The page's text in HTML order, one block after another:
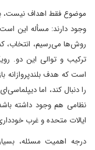
موضوع فقط اهداف نیست،
وجود دارند: مسأله این
روش‌ها می‌رسیم، انتخاب،
ترکیب و توالی این دو.
است که هدف بلندپروازانه
را دنبال کند، اما
نظامی هم وجود داشته
ایالات متحده و غرب
درجه اهمیت مسئله،